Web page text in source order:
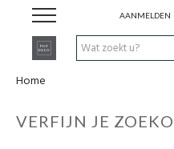
AANMELDEN
Zomer '26
Merken
Home
VERFIJN JE